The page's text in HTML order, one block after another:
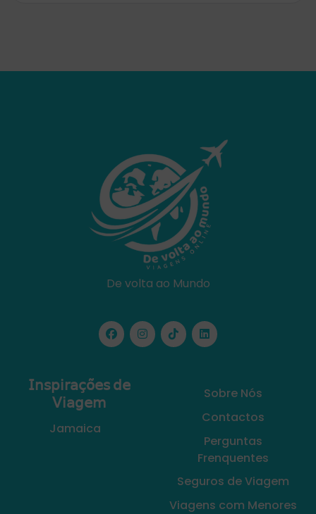
De volta ao Mundo
𝖨𝗇𝗌𝗉𝗂𝗋𝖺𝖼̧𝗈̃𝖾𝗌 𝖽𝖾
𝖵𝗂𝖺𝗀𝖾𝗆
Jamaica
Sobre Nós
Contactos
Perguntas
Frenquentes
Seguros de Viagem
Viagens com Menores